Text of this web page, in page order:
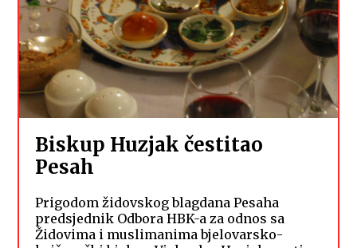
Biskup Huzjak čestitao
Pesah
Prigodom židovskog blagdana Pesaha
predsjednik Odbora HBK-a za odnos sa
Židovima i muslimanima bjelovarsko-